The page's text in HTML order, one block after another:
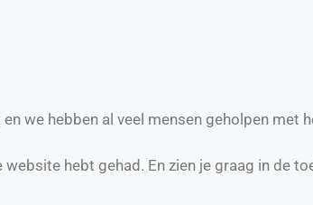
we hebben al veel mensen geholpen met
hebt gehad. En zien je graag in de